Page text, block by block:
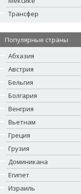
Трансфер
Популярные страны
Абхазия
Австрия
Бельгия
Болгария
Венгрия
Вьетнам
Греция
Грузия
Доминикана
Египет
Израиль